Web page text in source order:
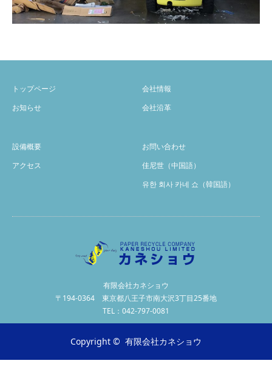
トップページ
お知らせ
会社情報
会社沿革
設備概要
アクセス
お問い合わせ
佳尼世（中国語）
유한 회사 카네 쇼（韓国語）
有限会社カネショウ
〒194-0364 東京都八王子市南大沢3丁目25番地
TEL：042-797-0081
Copyright © 有限会社カネショウ